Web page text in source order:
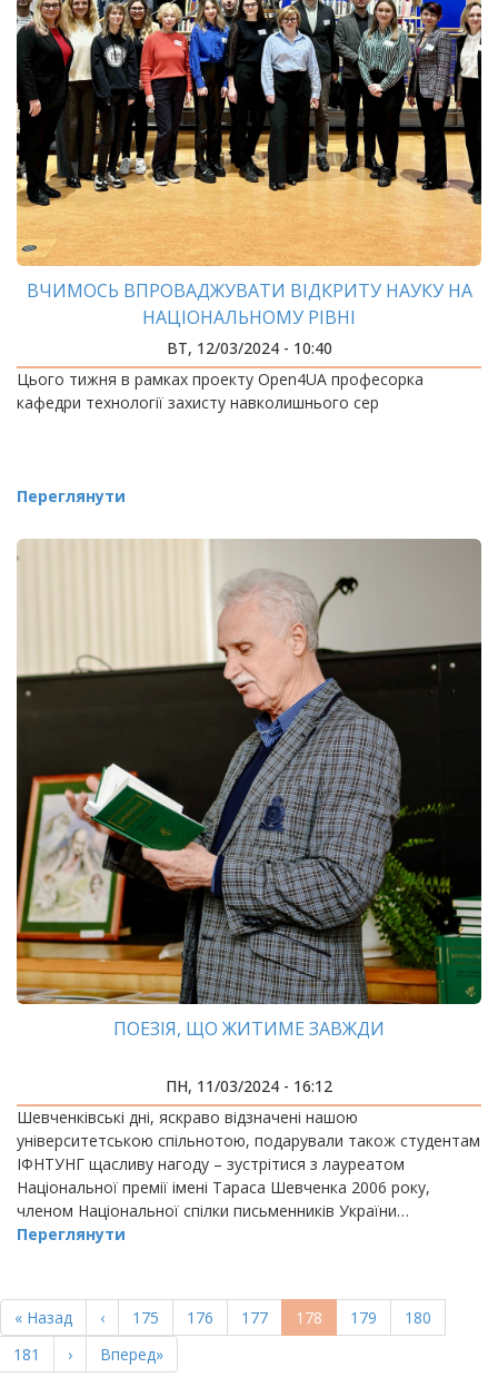
ВЧИМОСЬ ВПРОВАДЖУВАТИ ВІДКРИТУ НАУКУ НА
НАЦІОНАЛЬНОМУ РІВНІ
ВТ, 12/03/2024 - 10:40
Цього тижня в рамках проекту Open4UA професорка
кафедри технології захисту навколишнього сер
Переглянути
ПОЕЗІЯ, ЩО ЖИТИМЕ ЗАВЖДИ
ПН, 11/03/2024 - 16:12
Шевченківські дні, яскраво відзначені нашою
університетською спільнотою, подарували також студентам
ІФНТУНГ щасливу нагоду – зустрітися з лауреатом
Національної премії імені Тараса Шевченка 2006 року,
членом Національної спілки письменників України…
Переглянути
НА
СТОРІНКИ
Перша
сторінка
« Назад
Попередня
сторінка
‹ Page
175 Page
176 Page
177
Поточна
сторінка
178 Page
179 Page
180
Page
181
Наступна
сторінка
›
Остання
сторінка
Вперед»